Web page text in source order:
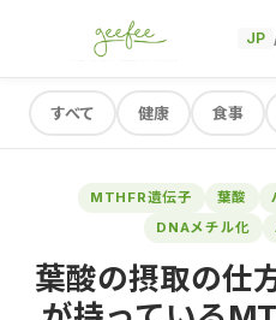
JP
すべて 健康 食事
MTHFR遺伝子 葉酸
DNAメチル化
葉酸の摂取の仕